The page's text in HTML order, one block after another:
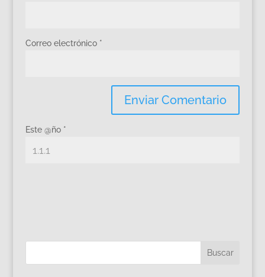
Correo electrónico *
Este @ño *